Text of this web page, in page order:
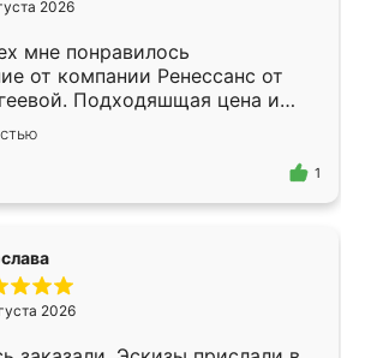
2026
мне понравилось
от компании Ренессанс от
Подходяшщая цена и
изготовления. Приехавший
сотрудник Владислав
моему эскизу самый
1
2026